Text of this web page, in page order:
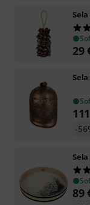
Sela
29
Sela
111
-
Sela
89